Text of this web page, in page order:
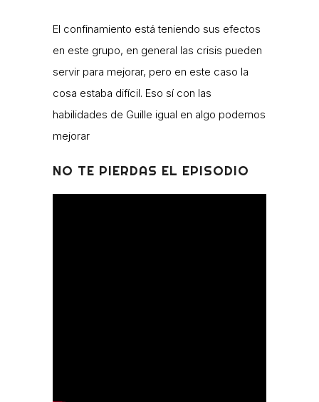
El confinamiento está teniendo sus efectos
en este grupo, en general las crisis pueden
servir para mejorar, pero en este caso la
cosa estaba difícil. Eso sí con las
habilidades de Guille igual en algo podemos
mejorar
NO TE PIERDAS EL EPISODIO